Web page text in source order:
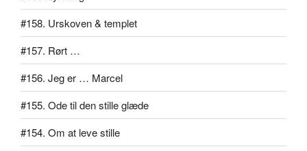
#158. Urskoven & templet
#157. Rørt …
#156. Jeg er … Marcel
#155. Ode til den stille glæde
#154. Om at leve stille